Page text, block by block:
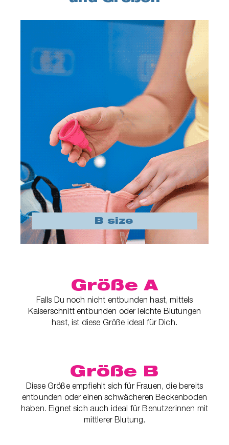
Größe A
Falls Du noch nicht entbunden hast, mittels
Kaiserschnitt entbunden oder leichte Blutungen
hast, ist diese Größe ideal für Dich.
Größe B
Diese Größe empfiehlt sich für Frauen, die bereits
entbunden oder einen schwächeren Beckenboden
haben. Eignet sich auch ideal für Benutzerinnen mit
mittlerer Blutung.